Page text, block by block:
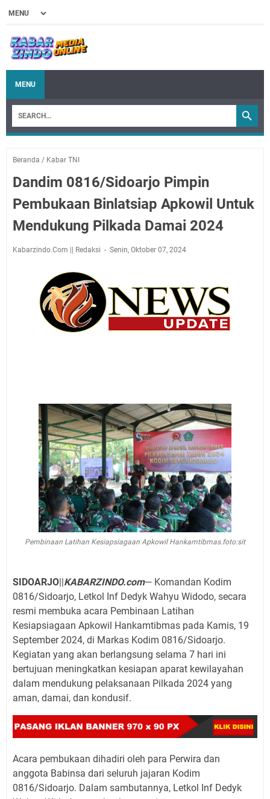
MENU
Beranda / Kabar TNI
Dandim 0816/Sidoarjo Pimpin
Pembukaan Binlatsiap Apkowil Untuk
Mendukung Pilkada Damai 2024
Kabarzindo.Com || Redaksi Senin, Oktober 07, 2024
Pembinaan Latihan Kesiapsiagaan Apkowil Hankamtibmas.foto:sit
SIDOARJO||KABARZINDO.com— Komandan Kodim
0816/Sidoarjo, Letkol Inf Dedyk Wahyu Widodo, secara
resmi membuka acara Pembinaan Latihan
Kesiapsiagaan Apkowil Hankamtibmas pada Kamis, 19
September 2024, di Markas Kodim 0816/Sidoarjo.
Kegiatan yang akan berlangsung selama 7 hari ini
bertujuan meningkatkan kesiapan aparat kewilayahan
dalam mendukung pelaksanaan Pilkada 2024 yang
aman, damai, dan kondusif.
Acara pembukaan dihadiri oleh para Perwira dan
anggota Babinsa dari seluruh jajaran Kodim
0816/Sidoarjo. Dalam sambutannya, Letkol Inf Dedyk